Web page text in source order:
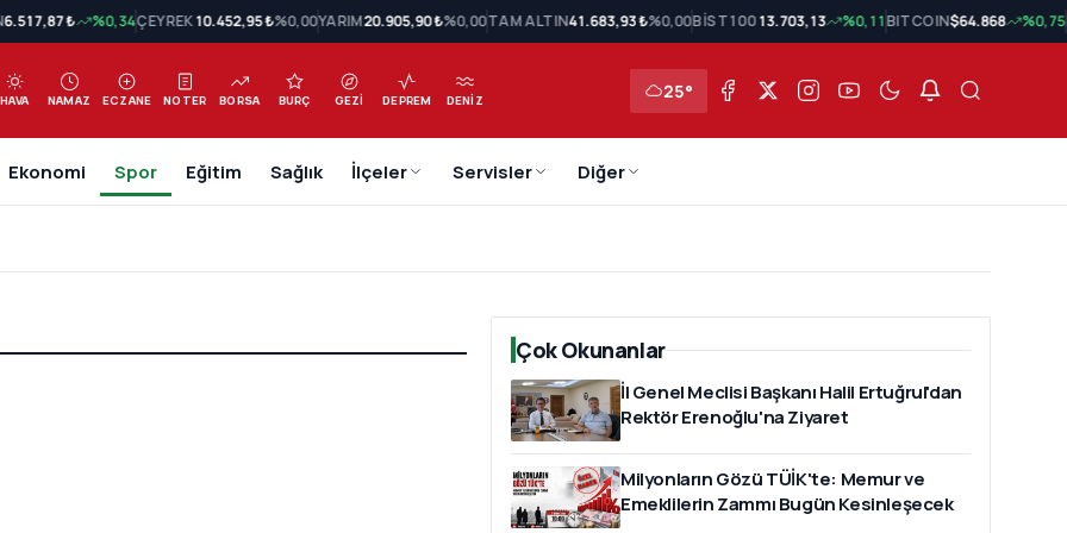
6.517,87 ₺ %0,34ÇEYREK10.452,95 ₺%0,00YARIM20.905,90 ₺%0,00TAM ALTIN41.683,93 ₺%0,00BİST 10013.703,13 %0,11BITCOIN$64.868 %0,75
HAVA NAMAZ ECZANE NOTER BORSA BURÇ GEZI DEPREM DENIZ 25°
Ekonomi Spor Eğitim Sağlık İlçeler Servisler Diğer
Çok Okunanlar
İl Genel Meclisi Başkanı Halil Ertuğrul'dan
Rektör Erenoğlu'na Ziyaret
Milyonların Gözü TÜİK'te: Memur ve
Emeklilerin Zammı Bugün Kesinleşecek